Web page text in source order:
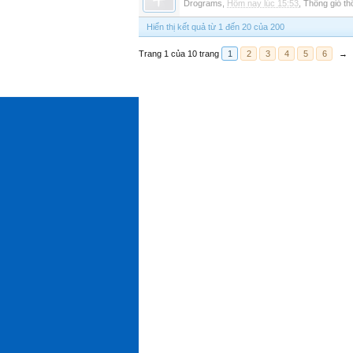
Drograms Hôm nay lúc 15:53 Thông gió
Hiển thị kết quả từ 1 đến 20 của 200
Trang 1 của 10 trang 1 2 3 4 5 6 →